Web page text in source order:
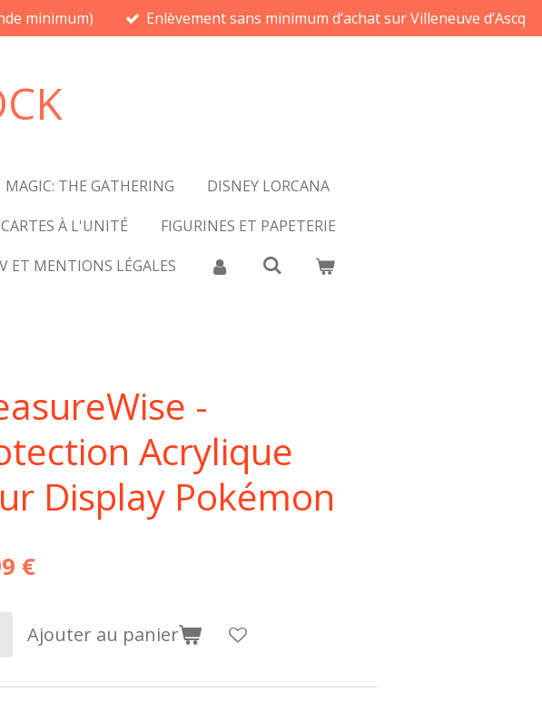
minimum) Enlèvement sans minimum d’achat sur Villeneuve d’Ascq
MAGIC: THE GATHERING
DISNEY LORCANA
CARTES À L'UNITÉ
FIGURINES ET PAPETERIE
ET MENTIONS LÉGALES
-
Acrylique
Display Pokémon
€
Ajouter au panier